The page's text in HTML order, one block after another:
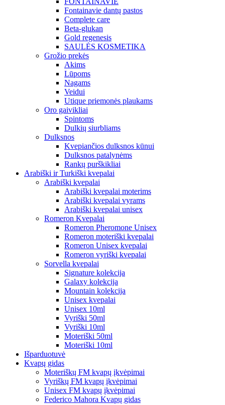
Fontainavie dantų pastos
Complete care
Beta-glukan
Gold regenesis
SAULĖS KOSMETIKA
Grožio prekės
Akims
Lūpoms
Nagams
Veidui
Utique priemonės plaukams
Oro gaivikliai
Spintoms
Dulkių siurbliams
Dulksnos
Kvepiančios dulksnos kūnui
Dulksnos patalynėms
Rankų purškikliai
Arabiški ir Turkiški kvepalai
Arabiški kvepalai
Arabiški kvepalai moterims
Arabiški kvepalai vyrams
Arabiški kvepalai unisex
Romeron Kvepalai
Romeron Pheromone Unisex
Romeron moteriški kvepalai
Romeron Unisex kvepalai
Romeron vyriški kvepalai
Sorvella kvepalai
Signature kolekcija
Galaxy kolekcija
Mountain kolekcija
Unisex kvepalai
Unisex 10ml
Vyriški 50ml
Vyriški 10ml
Moteriški 50ml
Moteriški 10ml
Išparduotuvė
Kvapų gidas
Moteriškų FM kvapų įkvėpimai
Vyriškų FM kvapų įkvėpimai
Unisex FM kvapų įkvėpimai
Federico Mahora Kvapų gidas